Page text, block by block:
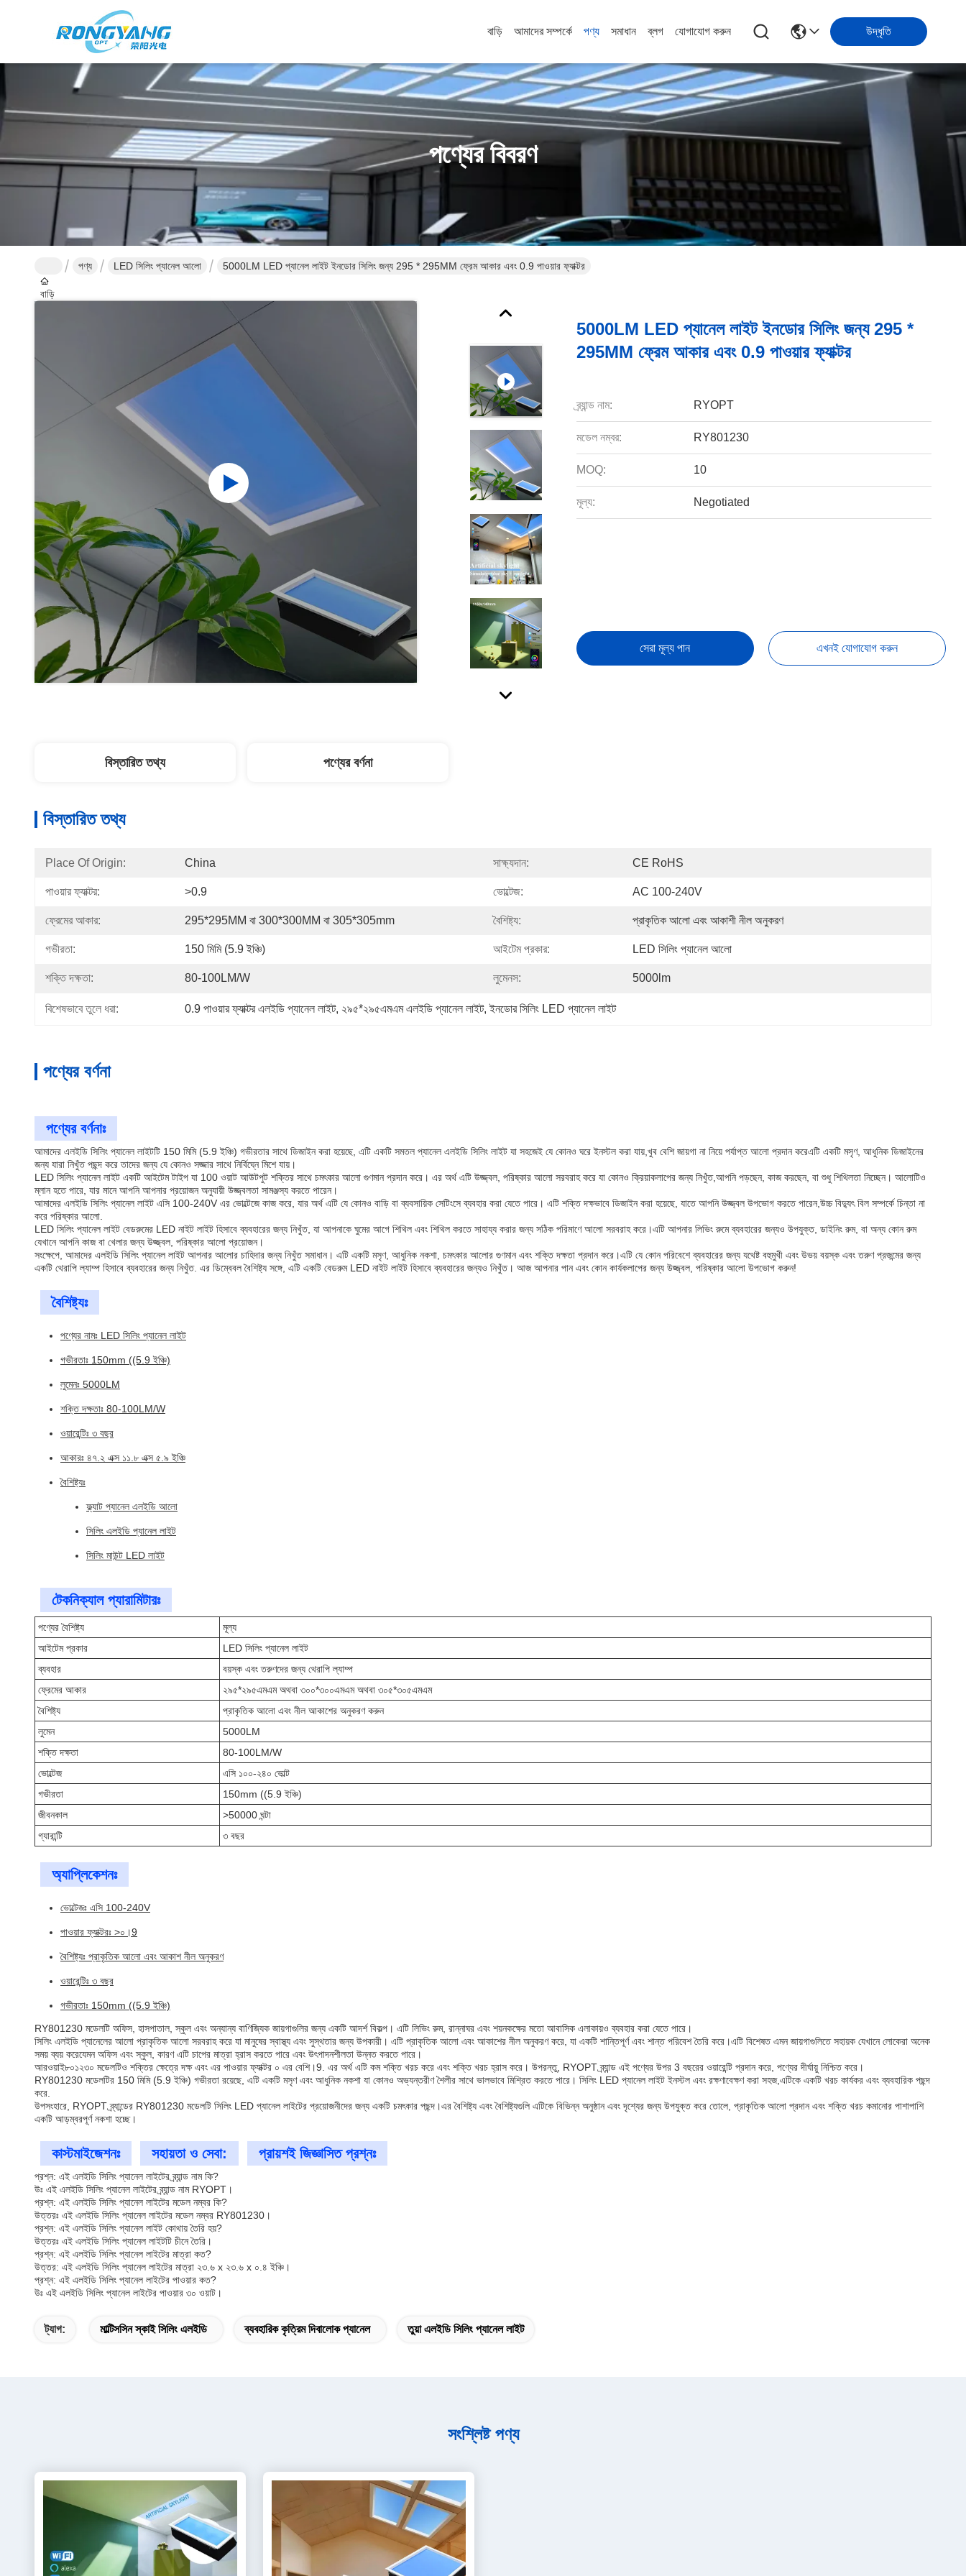
বাড়ি আমাদের সম্পর্কে পণ্য সমাধান ব্লগ যোগাযোগ করুন উদ্ধৃতি
পণ্যের বিবরণ
বাড়ি
পণ্য LED সিলিং প্যানেল আলো 5000LM LED প্যানেল লাইট ইনডোর সিলিং জন্য 295 * 295MM ফ্রেম আকার এবং 0.9 পাওয়ার ফ্যাক্টর
5000LM LED প্যানেল লাইট ইনডোর সিলিং জন্য 295 *
295MM ফ্রেম আকার এবং 0.9 পাওয়ার ফ্যাক্টর
ব্র্যান্ড নাম: RYOPT
মডেল নম্বর: RY801230
MOQ: 10
মূল্য: Negotiated
সেরা মূল্য পান এখনই যোগাযোগ করুন
বিস্তারিত তথ্য পণ্যের বর্ণনা
বিস্তারিত তথ্য
Place Of Origin: China সাক্ষ্যদান: CE RoHS
পাওয়ার ফ্যাক্টর: >0.9 ভোল্টেজ: AC 100-240V
ফ্রেমের আকার: 295*295MM বা 300*300MM বা 305*305mm বৈশিষ্ট্য: প্রাকৃতিক আলো এবং আকাশী নীল অনুকরণ
গভীরতা: 150 মিমি (5.9 ইঞ্চি) আইটেম প্রকার: LED সিলিং প্যানেল আলো
শক্তি দক্ষতা: 80-100LM/W লুমেনস: 5000lm
বিশেষভাবে তুলে ধরা: 0.9 পাওয়ার ফ্যাক্টর এলইডি প্যানেল লাইট, ২৯৫*২৯৫এমএম এলইডি প্যানেল লাইট, ইনডোর সিলিং LED প্যানেল লাইট
পণ্যের বর্ণনা
পণ্যের বর্ণনাঃ
আমাদের এলইডি সিলিং প্যানেল লাইটটি 150 মিমি (5.9 ইঞ্চি) গভীরতার সাথে ডিজাইন করা হয়েছে, এটি একটি সমতল প্যানেল এলইডি সিলিং লাইট যা সহজেই যে কোনও ঘরে ইনস্টল করা যায়,খুব বেশি জায়গা না নিয়ে পর্যাপ্ত আলো প্রদান করেএটি একটি মসৃণ, আধুনিক ডিজাইনের
জন্য যারা নিখুঁত পছন্দ করে তাদের জন্য যে কোনও সজ্জার সাথে নির্বিঘ্নে মিশে যায়।
LED সিলিং প্যানেল লাইট একটি আইটেম টাইপ যা 100 ওয়াট আউটপুট শক্তির সাথে চমৎকার আলো গুণমান প্রদান করে। এর অর্থ এটি উজ্জ্বল, পরিষ্কার আলো সরবরাহ করে যা কোনও ক্রিয়াকলাপের জন্য নিখুঁত,আপনি পড়ছেন, কাজ করছেন, বা শুধু শিথিলতা নিচ্ছেন। আলোটিও
ম্লান হতে পারে, যার মানে আপনি আপনার প্রয়োজন অনুযায়ী উজ্জ্বলতা সামঞ্জস্য করতে পারেন।
আমাদের এলইডি সিলিং প্যানেল লাইট এসি 100-240V এর ভোল্টেজে কাজ করে, যার অর্থ এটি যে কোনও বাড়ি বা ব্যবসায়িক সেটিংসে ব্যবহার করা যেতে পারে। এটি শক্তি দক্ষভাবে ডিজাইন করা হয়েছে, যাতে আপনি উজ্জ্বল উপভোগ করতে পারেন,উচ্চ বিদ্যুৎ বিল সম্পর্কে চিন্তা না
করে পরিষ্কার আলো.
LED সিলিং প্যানেল লাইট বেডরুমের LED নাইট লাইট হিসাবে ব্যবহারের জন্য নিখুঁত, যা আপনাকে ঘুমের আগে শিথিল এবং শিথিল করতে সাহায্য করার জন্য সঠিক পরিমাণে আলো সরবরাহ করে।এটি আপনার লিভিং রুমে ব্যবহারের জন্যও উপযুক্ত, ডাইনিং রুম, বা অন্য কোন রুম
যেখানে আপনি কাজ বা খেলার জন্য উজ্জ্বল, পরিষ্কার আলো প্রয়োজন।
সংক্ষেপে, আমাদের এলইডি সিলিং প্যানেল লাইট আপনার আলোর চাহিদার জন্য নিখুঁত সমাধান। এটি একটি মসৃণ, আধুনিক নকশা, চমৎকার আলোর গুণমান এবং শক্তি দক্ষতা প্রদান করে।এটি যে কোন পরিবেশে ব্যবহারের জন্য যথেষ্ট বহুমুখী এবং উভয় বয়স্ক এবং তরুণ প্রজন্মের জন্য
একটি থেরাপি ল্যাম্প হিসাবে ব্যবহারের জন্য নিখুঁত. এর ডিম্বেবল বৈশিষ্ট্য সঙ্গে, এটি একটি বেডরুম LED নাইট লাইট হিসাবে ব্যবহারের জন্যও নিখুঁত। আজ আপনার পান এবং কোন কার্যকলাপের জন্য উজ্জ্বল, পরিষ্কার আলো উপভোগ করুন!
বৈশিষ্ট্যঃ
পণ্যের নামঃ LED সিলিং প্যানেল লাইট
গভীরতাঃ 150mm ((5.9 ইঞ্চি)
লুমেনঃ 5000LM
শক্তি দক্ষতাঃ 80-100LM/W
ওয়ারেন্টিঃ ৩ বছর
আকারঃ ৪৭.২ এক্স ১১.৮ এক্স ৫.৯ ইঞ্চি
বৈশিষ্ট্যঃ
ফ্ল্যাট প্যানেল এলইডি আলো
সিলিং এলইডি প্যানেল লাইট
সিলিং মাউন্ট LED লাইট
টেকনিক্যাল প্যারামিটারঃ
পণ্যের বৈশিষ্ট্য
মূল্য
আইটেম প্রকার
LED সিলিং প্যানেল লাইট
ব্যবহার
বয়স্ক এবং তরুণদের জন্য থেরাপি ল্যাম্প
ফ্রেমের আকার
২৯৫*২৯৫এমএম অথবা ৩০০*৩০০এমএম অথবা ৩০৫*৩০৫এমএম
বৈশিষ্ট্য
প্রাকৃতিক আলো এবং নীল আকাশের অনুকরণ করুন
লুমেন
5000LM
শক্তি দক্ষতা
80-100LM/W
ভোল্টেজ
এসি ১০০-২৪০ ভোল্ট
গভীরতা
150mm ((5.9 ইঞ্চি)
জীবনকাল
>50000 ঘন্টা
গ্যারান্টি
৩ বছর
অ্যাপ্লিকেশনঃ
ভোল্টেজঃ এসি 100-240V
পাওয়ার ফ্যাক্টরঃ >০।9
বৈশিষ্ট্যঃ প্রাকৃতিক আলো এবং আকাশ নীল অনুকরণ
ওয়ারেন্টিঃ ৩ বছর
গভীরতাঃ 150mm ((5.9 ইঞ্চি)
RY801230 মডেলটি অফিস, হাসপাতাল, স্কুল এবং অন্যান্য বাণিজ্যিক জায়গাগুলির জন্য একটি আদর্শ বিকল্প। এটি লিভিং রুম, রান্নাঘর এবং শয়নকক্ষের মতো আবাসিক এলাকায়ও ব্যবহার করা যেতে পারে।
সিলিং এলইডি প্যানেলের আলো প্রাকৃতিক আলো সরবরাহ করে যা মানুষের স্বাস্থ্য এবং সুস্থতার জন্য উপকারী। এটি প্রাকৃতিক আলো এবং আকাশের নীল অনুকরণ করে, যা একটি শান্তিপূর্ণ এবং শান্ত পরিবেশ তৈরি করে।এটি বিশেষত এমন জায়গাগুলিতে সহায়ক যেখানে লোকেরা অনেক
সময় ব্যয় করেযেমন অফিস এবং স্কুল, কারণ এটি চাপের মাত্রা হ্রাস করতে পারে এবং উৎপাদনশীলতা উন্নত করতে পারে।
আরওয়াই৮০১২৩০ মডেলটিও শক্তির ক্ষেত্রে দক্ষ এবং এর পাওয়ার ফ্যাক্টর ০ এর বেশি।9. এর অর্থ এটি কম শক্তি খরচ করে এবং শক্তি খরচ হ্রাস করে। উপরন্তু, RYOPT ব্র্যান্ড এই পণ্যের উপর 3 বছরের ওয়ারেন্টি প্রদান করে, পণ্যের দীর্ঘায়ু নিশ্চিত করে।
RY801230 মডেলটির 150 মিমি (5.9 ইঞ্চি) গভীরতা রয়েছে, এটি একটি মসৃণ এবং আধুনিক নকশা যা কোনও অভ্যন্তরীণ শৈলীর সাথে ভালভাবে মিশ্রিত করতে পারে। সিলিং LED প্যানেল লাইট ইনস্টল এবং রক্ষণাবেক্ষণ করা সহজ,এটিকে একটি খরচ কার্যকর এবং ব্যবহারিক পছন্দ
করে.
উপসংহারে, RYOPT ব্র্যান্ডের RY801230 মডেলটি সিলিং LED প্যানেল লাইটের প্রয়োজনীদের জন্য একটি চমৎকার পছন্দ।এর বৈশিষ্ট্য এবং বৈশিষ্ট্যগুলি এটিকে বিভিন্ন অনুষ্ঠান এবং দৃশ্যের জন্য উপযুক্ত করে তোলে, প্রাকৃতিক আলো প্রদান এবং শক্তি খরচ কমানোর পাশাপাশি
একটি আড়ম্বরপূর্ণ নকশা হচ্ছে।
কাস্টমাইজেশনঃ সহায়তা ও সেবা: প্রায়শই জিজ্ঞাসিত প্রশ্নঃ
প্রশ্ন: এই এলইডি সিলিং প্যানেল লাইটের ব্র্যান্ড নাম কি?
উঃ এই এলইডি সিলিং প্যানেল লাইটের ব্র্যান্ড নাম RYOPT।
প্রশ্ন: এই এলইডি সিলিং প্যানেল লাইটের মডেল নম্বর কি?
উত্তরঃ এই এলইডি সিলিং প্যানেল লাইটের মডেল নম্বর RY801230।
প্রশ্ন: এই এলইডি সিলিং প্যানেল লাইট কোথায় তৈরি হয়?
উত্তরঃ এই এলইডি সিলিং প্যানেল লাইটটি চীনে তৈরি।
প্রশ্ন: এই এলইডি সিলিং প্যানেল লাইটের মাত্রা কত?
উত্তর: এই এলইডি সিলিং প্যানেল লাইটের মাত্রা ২৩.৬ x ২৩.৬ x ০.৪ ইঞ্চি।
প্রশ্ন: এই এলইডি সিলিং প্যানেল লাইটের পাওয়ার কত?
উঃ এই এলইডি সিলিং প্যানেল লাইটের পাওয়ার ৩০ ওয়াট।
ট্যাগ: মাল্টিসসিন স্কাই সিলিং এলইডি ব্যবহারিক কৃত্রিম দিবালোক প্যানেল তুয়া এলইডি সিলিং প্যানেল লাইট
সংশ্লিষ্ট পণ্য